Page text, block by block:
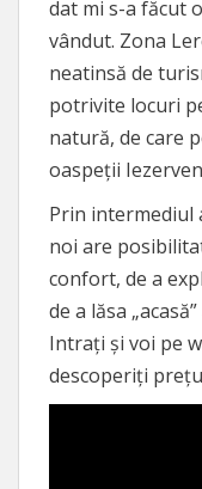
dat mi s-a făcut
vândut. Zona
neatinsă de
potrivite locuri
natură, de care
oaspeții
Prin intermediul
noi are
confort, de a
de a lăsa
Intrați și voi pe
descoperiți